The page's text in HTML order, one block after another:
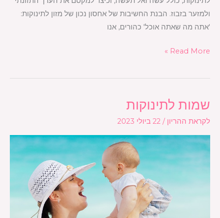
ולמזער בזבוז. הבנת החשיבות של אחסון נכון של מזון לתינוקות:
'אתה מה שאתה אוכל' כהורים, אנו
Read More »
שמות לתינוקות
לקראת ההריון / 22 ביולי 2023
שמות